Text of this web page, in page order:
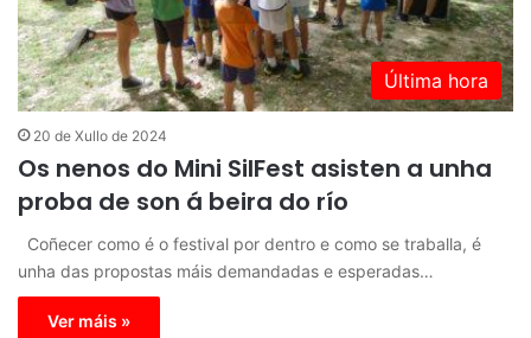
Última hora
20 de Xullo de 2024
Os nenos do Mini SilFest asisten a unha
proba de son á beira do río
Coñecer como é o festival por dentro e como se traballa, é
unha das propostas máis demandadas e esperadas…
Ver máis »